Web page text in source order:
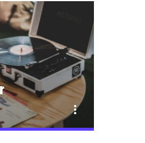
more_vert